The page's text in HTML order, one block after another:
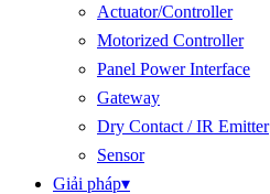
Actuator/Controller
Motorized Controller
Panel Power Interface
Gateway
Dry Contact / IR Emitter
Sensor
Giải pháp▾